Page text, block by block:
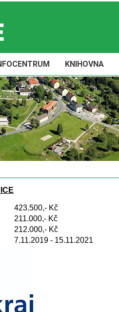
KNIHOVNA
423.500,- Kč
211.000,- Kč
212.000,- Kč
7.11.2019 - 15.11.2021